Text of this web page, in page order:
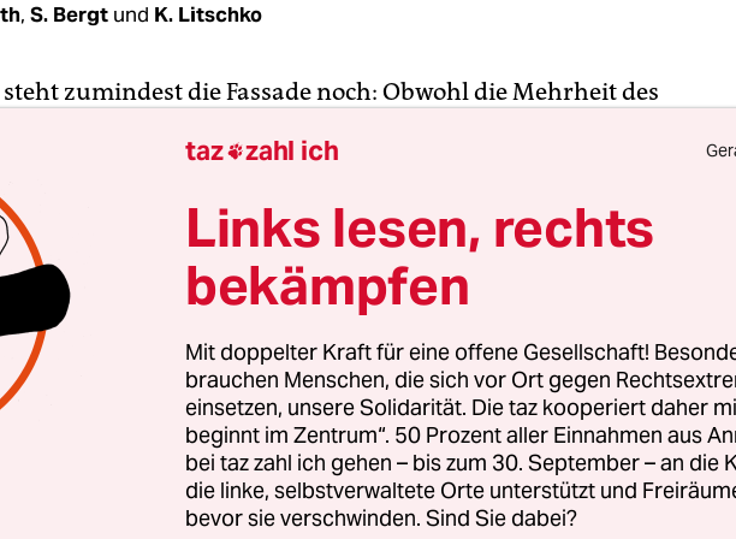
, S. Bergt und K. Litschko
steht zumindest die Fassade noch: Obwohl die Mehrheit des
die Regierungsfähigkeit nicht gefährdet. "Es gibt keine
in der Fraktion", sagte der
Geschäftsführer der SPD, Christian Gaebler. Die
sich dessen am Mittwoch in intensiven Gesprächen in der
Schritt
Wechsel der bisherigen SPD-Abgeordneten Canan Bayram zu
Grünen sorgte am Mittwoch für reichlich Frust und Irritation
den Sozialdemokraten. Es habe keinerlei Alarmsignale
sagte SPD-Fraktionsgeschäftsführer Christian Gaebler.
taz zahl ich
Links lesen, rechts
bekämpfen
Mit doppelter Kraft für eine offene Gesellschaft!
brauchen Menschen, die sich vor Ort gegen
einsetzen, unsere Solidarität. Die taz kooperiert daher
beginnt im Zentrum“. 50 Prozent aller Einnahmen aus
bei taz zahl ich gehen – bis zum 30. September – an die
die linke, selbstverwaltete Orte unterstützt und
bevor sie verschwinden. Sind Sie dabei?